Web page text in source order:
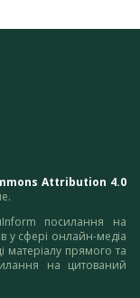
Attribution 4.0
посилання на
у сфері онлайн-медіа
прямого та
на цитований